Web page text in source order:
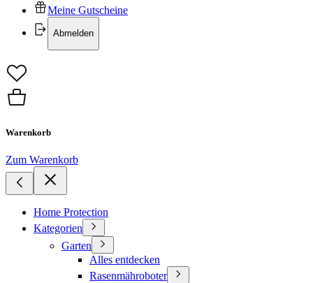
Meine Gutscheine
Abmelden
Warenkorb
Zum Warenkorb
Home Protection
Kategorien
Garten
Alles entdecken
Rasenmähroboter